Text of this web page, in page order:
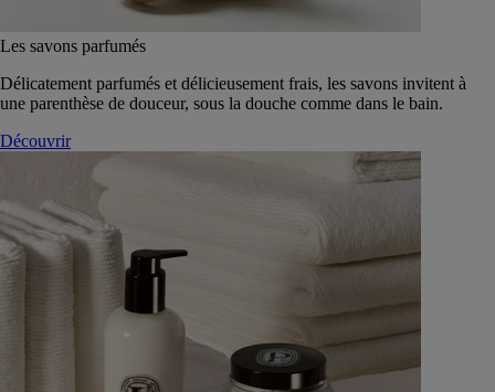
Les savons parfumés
Délicatement parfumés et délicieusement frais, les savons invitent à
une parenthèse de douceur, sous la douche comme dans le bain.
Découvrir